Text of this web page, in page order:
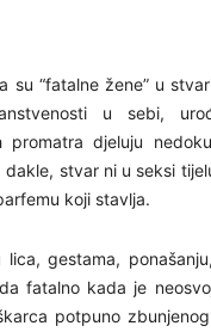
su “fatalne žene” u
u sebi,
promatra djeluju
stvar ni u seksi
koji stavlja.
lica, gestama,
fatalno kada je
potpuno